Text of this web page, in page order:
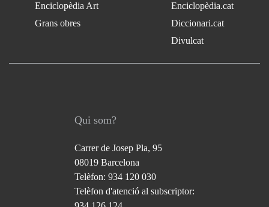
Enciclopèdia Art
Grans obres
Enciclopèdia.cat
Diccionari.cat
Divulcat
Qui som?
Carrer de Josep Pla, 95
08019 Barcelona
Telèfon: 934 120 030
Telèfon d'atenció al subscriptor: